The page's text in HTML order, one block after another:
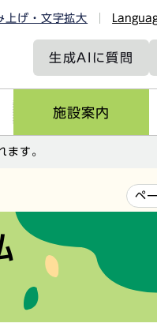
上げ・文字拡大
生成AIに質問
施設案内
ます。
ペ